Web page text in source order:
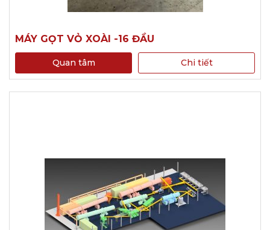
MÁY GỌT VỎ XOÀI -16 ĐẦU
Quan tâm Chi tiết